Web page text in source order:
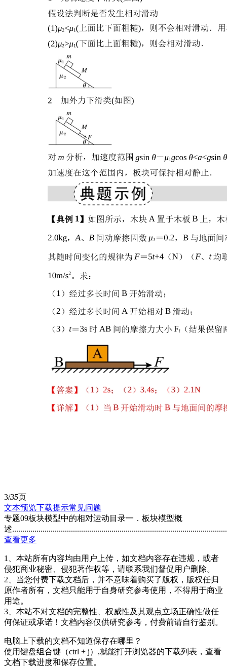
3/35页
文本预览下载提示常见问题
专题09板块模型中的相对运动目录一．板块模型概
述
查看更多
1、本站所有内容均由用户上传，如文档内容存在违规，或者
侵犯商业秘密、侵犯著作权等，请联系我们督促用户删除。
2、当您付费下载文档后，并不意味着购买了版权，版权任归
原作者所有，文档只能用于自身研究参考使用，不得用于商业
用途。
3、本站不对文档的完整性、权威性及其观点立场正确性做任
何保证或承诺！文档内容仅供研究参考，付费前请自行鉴别。
电脑上下载的文档不知道保存在哪里？
使用键盘组合键（ctrl + j）,就能打开浏览器的下载列表，查看
文档下载进度和保存位置。